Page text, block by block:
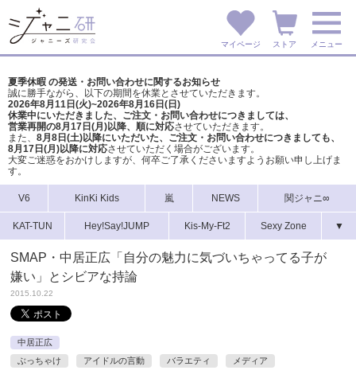
マイページ ストア メニュー
夏季休暇 の発送・お問い合わせに関するお知らせ
誠に勝手ながら、以下の期間を休業とさせていただきます。
2026年8月11日(火)~2026年8月16日(日)
休業中にいただきました、ご注文・お問い合わせにつきましては、
営業再開の8月17日(月)以降、順に対応させていただきます。
また、 8月8日(土)以降にいただいた、ご注文・ お問い合わせにつきましても、
8月17日(月)以降に対応させていただく場合がございます。
大変ご迷惑をおかけしますが、 何卒ご了承くださいますようお願い申し上げま
す。
V6 KinKi Kids 嵐 NEWS 関ジャニ∞
KAT-TUN Hey!Say!JUMP Kis-My-Ft2 Sexy Zone ▼
SMAP・中居正広「自分の魅力に気づいちゃってる子が
嫌い」とシビアな持論
2015.10.22
中居正広
ぶっちゃけ
アイドルの言動 バラエティ メディア